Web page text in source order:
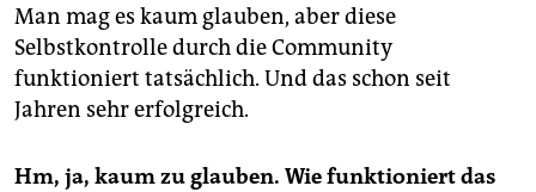
Man mag es kaum glauben, aber diese
Selbstkontrolle durch die Community
funktioniert tatsächlich. Und das schon seit
Jahren sehr erfolgreich.
Hm, ja, kaum zu glauben. Wie funktioniert das